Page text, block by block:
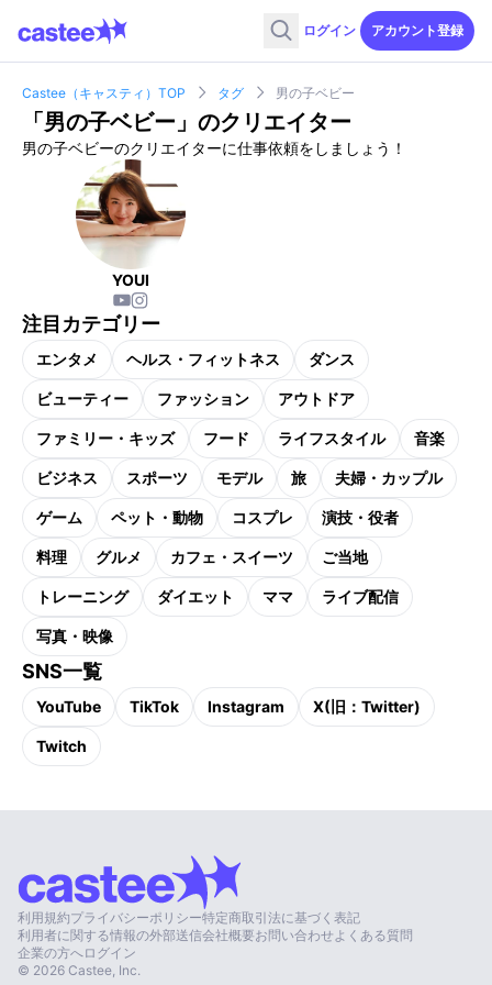
ログイン アカウント登録
Castee（キャスティ）TOP タグ 男の子ベビー
「男の子ベビー 」のクリエイター
男の子ベビーのクリエイターに仕事依頼をしましょう！
YOUI
注目カテゴリー
エンタメ ヘルス・フィットネス ダンス
ビューティー ファッション アウトドア
ファミリー・キッズ フード ライフスタイル 音楽
ビジネス スポーツ モデル 旅 夫婦・カップル
ゲーム ペット・動物 コスプレ 演技・役者
料理 グルメ カフェ・スイーツ ご当地
トレーニング ダイエット ママ ライブ配信
写真・映像
SNS一覧
YouTube TikTok Instagram X(旧：Twitter)
Twitch
利用規約プライバシーポリシー特定商取引法に基づく表記
利用者に関する情報の外部送信会社概要お問い合わせ よくある質問
企業の方へログイン
© 2026 Castee, Inc.